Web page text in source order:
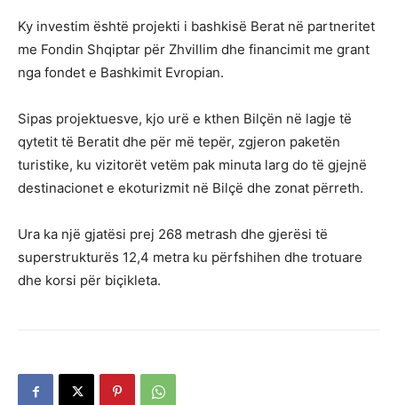
Ky investim është projekti i bashkisë Berat në partneritet
me Fondin Shqiptar për Zhvillim dhe financimit me grant
nga fondet e Bashkimit Evropian.
Sipas projektuesve, kjo urë e kthen Bilçën në lagje të
qytetit të Beratit dhe për më tepër, zgjeron paketën
turistike, ku vizitorët vetëm pak minuta larg do të gjejnë
destinacionet e ekoturizmit në Bilçë dhe zonat përreth.
Ura ka një gjatësi prej 268 metrash dhe gjerësi të
superstrukturës 12,4 metra ku përfshihen dhe trotuare
dhe korsi për biçikleta.